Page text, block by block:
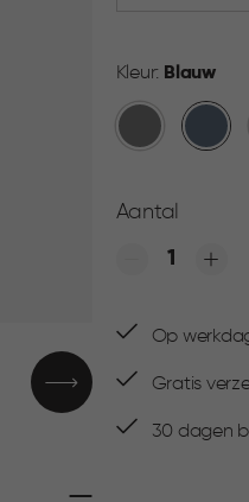
Kleur: Blauw
Grijs Blauw
Aantal
Quantity:
Op
Gratis
30 dagen